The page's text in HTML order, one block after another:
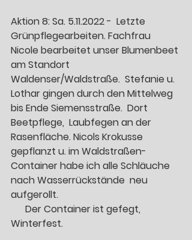
Aktion 8: Sa. 5.11.2022 -  Letzte
Grünpflegearbeiten. Fachfrau
Nicole bearbeitet unser Blumenbeet
am Standort
Waldenser/Waldstraße.  Stefanie u.
Lothar gingen durch den Mittelweg
bis Ende Siemensstraße.  Dort
Beetpflege,  Laubfegen an der
Rasenfläche. Nicols Krokusse
gepflanzt u. im Waldstraßen-
Container habe ich alle Schläuche
nach Wasserrückstände  neu
aufgerollt.
      Der Container ist gefegt,
Winterfest.